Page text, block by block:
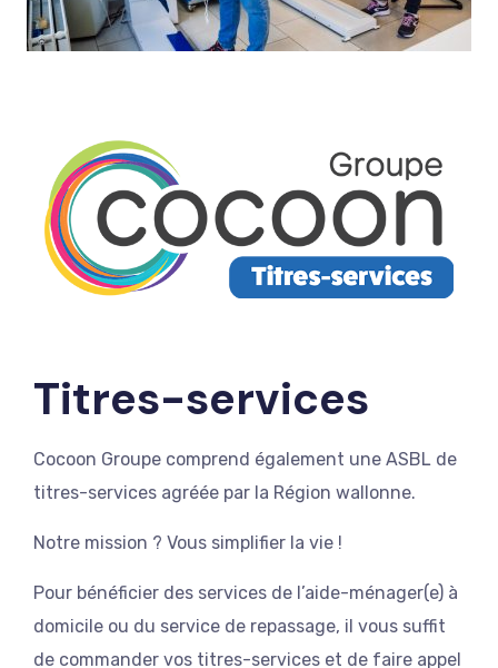
Titres-services
Cocoon Groupe comprend également une ASBL de
titres-services agréée par la Région wallonne.
Notre mission ? Vous simplifier la vie !
Pour bénéficier des services de l’aide-ménager(e) à
domicile ou du service de repassage, il vous suffit
de commander vos titres-services et de faire appel